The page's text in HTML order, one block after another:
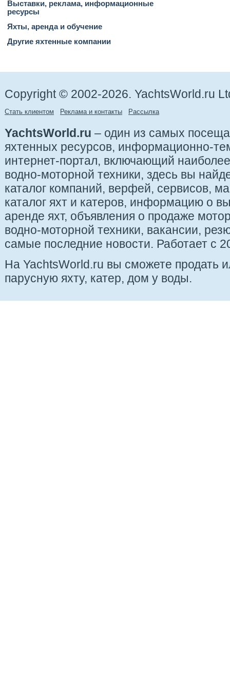
Выставки, реклама, информационные
ресурсы
Яхты, аренда и обучение
Другие яхтенные компании
Copyright © 2002-2026. YachtsWorld.ru
Стать клиентом Реклама и контакты Рассылка
YachtsWorld.ru – один из самых
яхтенных ресурсов, информационно-
интернет-портал, включающий
водно-моторной техники, здесь вы
каталог компаний, верфей, сервисов,
каталог яхт и катеров, информацию о
аренде яхт, объявления о продаже
водно-моторной техники, вакансии,
самые последние новости. Работает с
На YachtsWorld.ru вы сможете продать
парусную яхту, катер, дом у воды.